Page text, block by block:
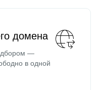
домена
—
в одной